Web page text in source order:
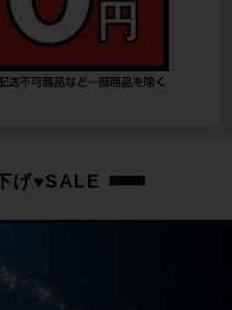
げ♥SALE